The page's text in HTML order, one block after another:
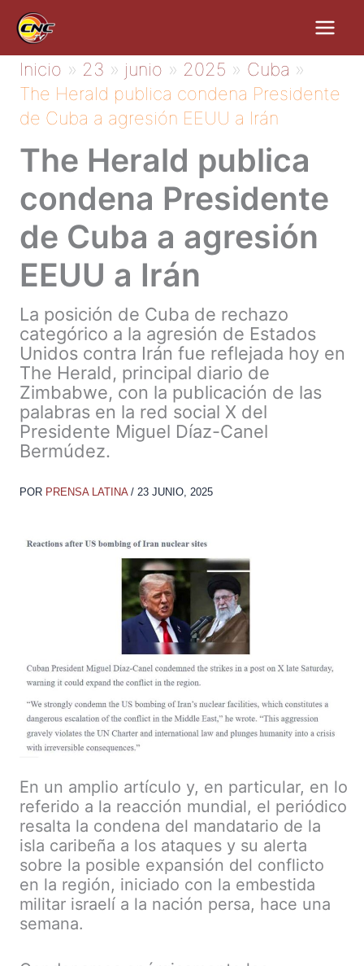
contenido
Inicio 23 junio 2025
Cuba
The Herald publica condena Presidente
de Cuba a agresión EEUU a Irán
The Herald publica
condena Presidente
de Cuba a agresión
EEUU a Irán
La posición de Cuba de rechazo
categórico a la agresión de Estados
Unidos contra Irán fue reflejada hoy en
The Herald, principal diario de
Zimbabwe, con la publicación de las
palabras en la red social X del
Presidente Miguel Díaz-Canel
Bermúdez.
POR PRENSA LATINA / 23 JUNIO, 2025
En un amplio artículo y, en particular, en lo
referido a la reacción mundial, el periódico
resalta la condena del mandatario de la
isla caribeña a los ataques y su alerta
sobre la posible expansión del conflicto
en la región, iniciado con la embestida
militar israelí a la nación persa, hace una
semana.